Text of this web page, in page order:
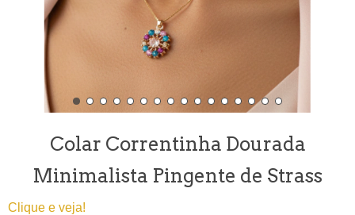
Colar Correntinha Dourada
Minimalista Pingente de Strass
Clique e veja!